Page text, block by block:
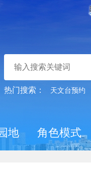
热门搜索： 天文台预约
地 角色模式